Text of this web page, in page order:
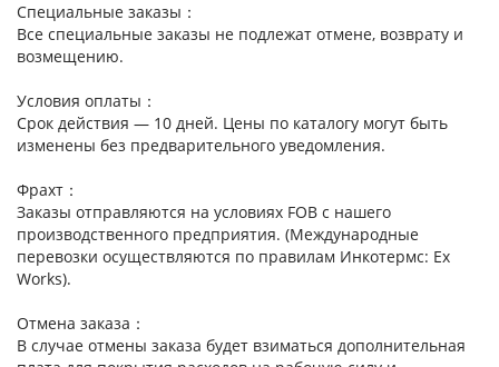
Специальные заказы：
Все специальные заказы не подлежат отмене, возврату и
возмещению.
Условия оплаты：
Срок действия — 10 дней. Цены по каталогу могут быть
изменены без предварительного уведомления.
Фрахт：
Заказы отправляются на условиях FOB с нашего
производственного предприятия. (Международные
перевозки осуществляются по правилам Инкотермс: Ex
Works).
Отмена заказа：
В случае отмены заказа будет взиматься дополнительная